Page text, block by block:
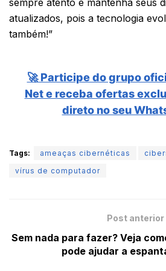
atualizados, pois a tecnologia
também!”
🚀 Participe do grupo
Net e receba ofertas
direto no seu
Tags: ameaças cibernéticas
vírus de computador
Post anterior
Sem nada para fazer? Veja
pode ajudar a